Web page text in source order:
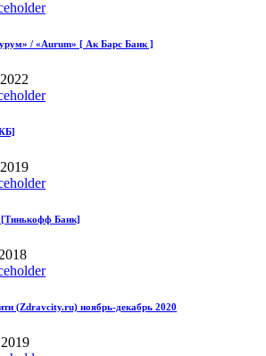
/ «Aurum» [ Ак Барс Банк ]
Банк]
(Zdravcity.ru) ноябрь-декабрь 2020